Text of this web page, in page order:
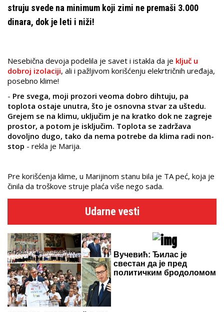
struju svede na minimum koji zimi ne premaši 3.000
dinara, dok je leti i niži!
Nesebična devoja podelila je savet i istakla da je ključ u
dobroj izolaciji, ali i pažljivom korišćenju elekrtričnih uređaja,
posebno klime!
- Pre svega, moji prozori veoma dobro dihtuju, pa
toplota ostaje unutra, što je osnovna stvar za uštedu.
Grejem se na klimu, uključim je na kratko dok ne zagreje
prostor, a potom je isključim. Toplota se zadržava
dovoljno dugo, tako da nema potrebe da klima radi non-
stop - rekla je Marija.
Pre korišćenja klime, u Marijinom stanu bila je TA peć, koja je
činila da troškove struje plaća više nego sada.
Udarne vesti
Вучевић: Ђилас је
свестан да је пред
политичким бродоломом